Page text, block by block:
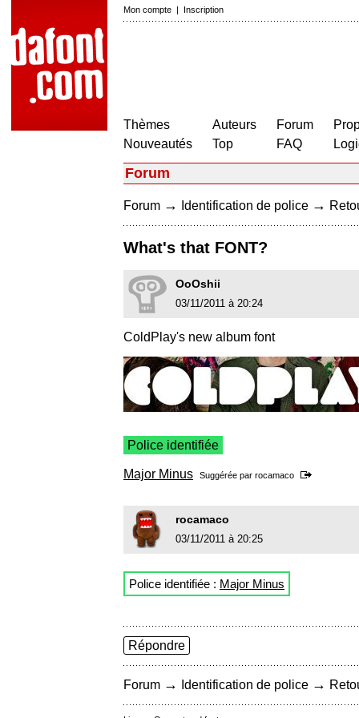
Mon compte | Inscription
Thèmes
Nouveautés
Auteurs
Top
Forum
FAQ
Forum
Forum → Identification de police →
What's that FONT?
OoOshii
03/11/2011 à 20:24
ColdPlay's new album font
Police identifiée
Major Minus Suggérée par rocamaco
rocamaco
03/11/2011 à 20:25
Police identifiée : Major Minus
Répondre
Forum → Identification de police →